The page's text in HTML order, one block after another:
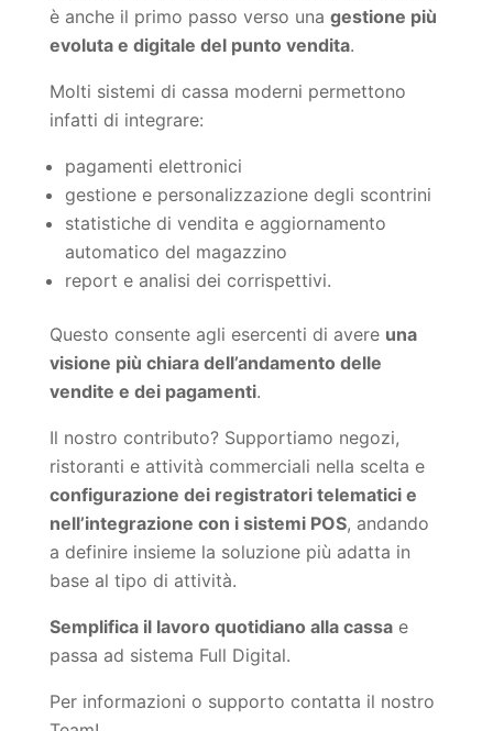
è anche il primo passo verso una gestione più
evoluta e digitale del punto vendita.
Molti sistemi di cassa moderni permettono
infatti di integrare:
pagamenti elettronici
gestione e personalizzazione degli scontrini
statistiche di vendita e aggiornamento
automatico del magazzino
report e analisi dei corrispettivi.
Questo consente agli esercenti di avere una
visione più chiara dell’andamento delle
vendite e dei pagamenti.
Il nostro contributo? Supportiamo negozi,
ristoranti e attività commerciali nella scelta e
configurazione dei registratori telematici e
nell’integrazione con i sistemi POS, andando
a definire insieme la soluzione più adatta in
base al tipo di attività.
Semplifica il lavoro quotidiano alla cassae
passa ad sistema Full Digital.
Per informazioni o supporto contatta il nostro